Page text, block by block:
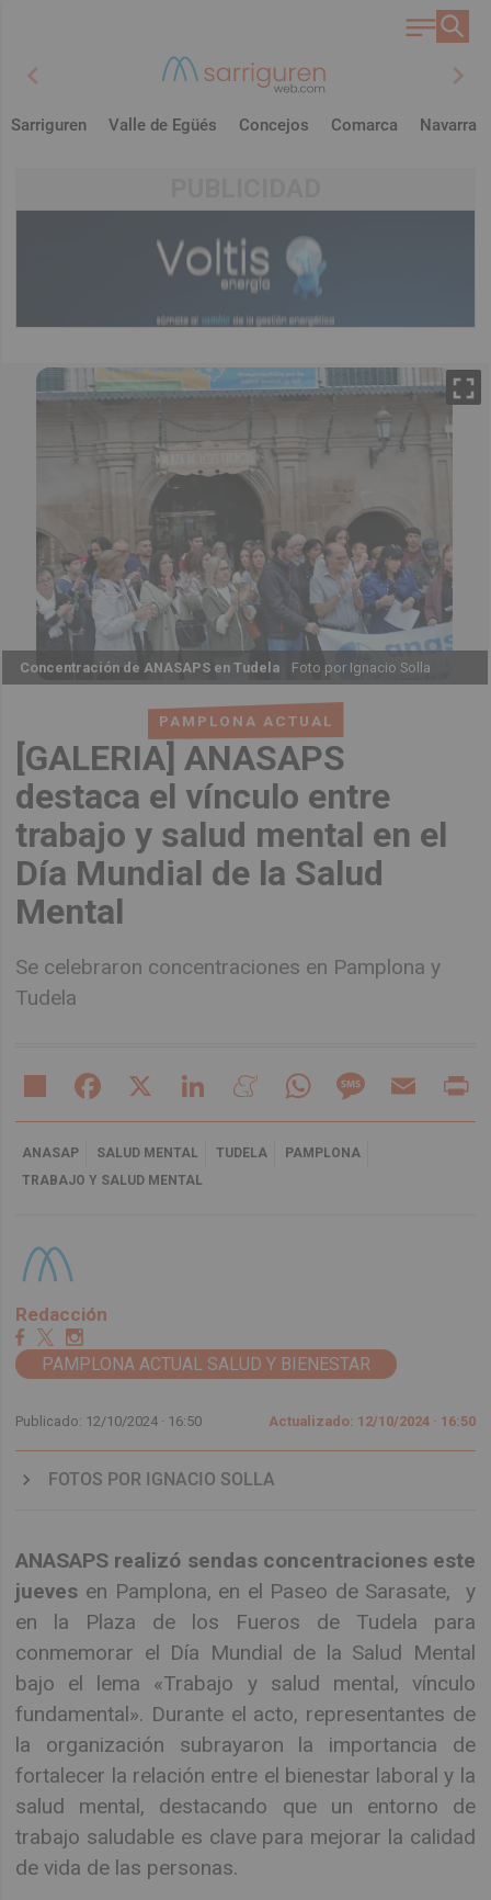
chevron_left chevron_right
Sarriguren Valle de Egüés Concejos Comarca Navarra
PAMPLONA ACTUAL
[GALERIA] ANASAPS
destaca el vínculo entre
trabajo y salud mental en el
Día Mundial de la Salud
Mental
Se celebraron concentraciones en Pamplona y
Tudela
Concentración de ANASAPS en Tudela Foto por Ignacio Solla
Share Facebook LinkedIn MeneameWhatsAppMessageEmail
ANASAP SALUD MENTAL TUDELA
PAMPLONA
TRABAJO Y SALUD MENTAL
Redacción
PAMPLONA ACTUAL SALUD Y BIENESTAR
Publicado: 12/10/2024 · 16:50 Actualizado: 12/10/2024 · 16:50
FOTOS POR IGNACIO SOLLA
ANASAPS realizó sendas concentraciones este
jueves en Pamplona, en el Paseo de Sarasate, y
en la Plaza de los Fueros de Tudela para
conmemorar el Día Mundial de la Salud Mental
bajo el lema «Trabajo y salud mental, vínculo
fundamental». Durante el acto, representantes de
la organización subrayaron la importancia de
fortalecer la relación entre el bienestar laboral y la
salud mental, destacando que un entorno de
trabajo saludable es clave para mejorar la calidad
de vida de las personas.